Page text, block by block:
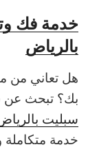
خدمةفك
بالرياض
هل تعاني من
بك؟ تبحث عن
سبليت
خدمة متكاملة